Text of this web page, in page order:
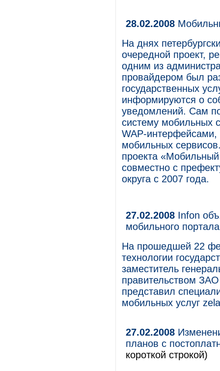
28.02.2008
На днях
очередной проект,
одним из
провайдером был
государственных
информируются о
уведомлений. Сам
систему мобильных
WAP-интерфейсами,
мобильных
проекта «Мобильный
совместно с
округа с 2007 года.
27.02.2008 Infon
мобильного
На прошедшей 22
технологии
заместитель
правительством
представил
мобильных услуг
27.02.2008
планов с
короткой строкой)